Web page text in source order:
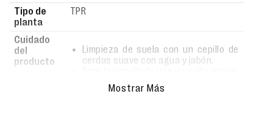
Tipo de
planta
TPR
Cuidado
del
producto
Limpieza de suela con un cepillo de
cerdas suave con agua y jabón.
limpio y ligeramente húmedo con
agua y jabón. Con mucho cuidado
Mostrar Más